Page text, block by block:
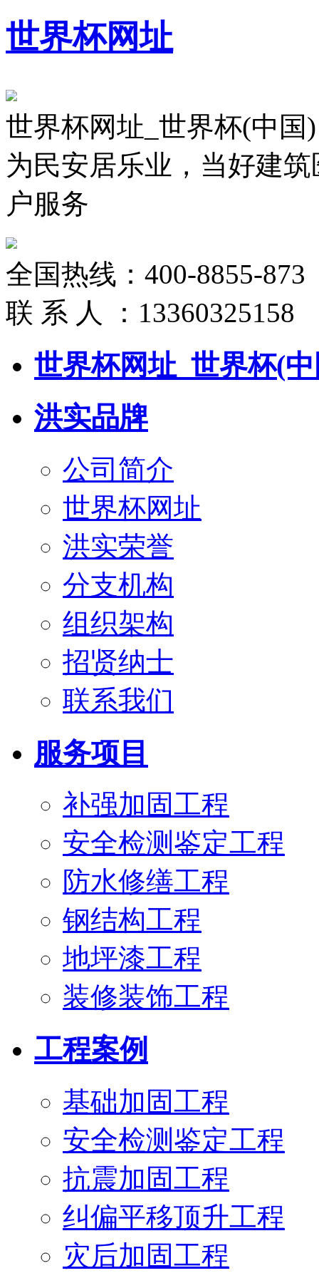
世界杯网址
世界杯网址_世界杯(中国)
为民安居乐业，当好建
户服务
全国热线： 400-8855-873
联 系 人 ： 13360325158
世界杯网址_世界杯(
洪实品牌
公司简介
世界杯网址
洪实荣誉
分支机构
组织架构
招贤纳士
联系我们
服务项目
补强加固工程
安全检测鉴定工程
防水修缮工程
钢结构工程
地坪漆工程
装修装饰工程
工程案例
基础加固工程
安全检测鉴定工程
抗震加固工程
纠偏平移顶升工程
灾后加固工程